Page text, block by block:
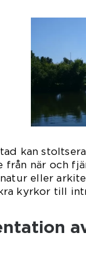
kan
från när och
eller
kyrkor till